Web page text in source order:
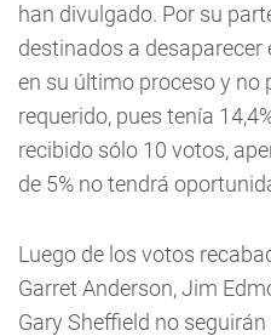
han divulgado. Por su
destinados a desaparecer
en su último proceso y no
requerido, pues tenía
recibido sólo 10 votos,
de 5% no tendrá
Luego de los votos
Garret Anderson, Jim
Gary Sheffield no